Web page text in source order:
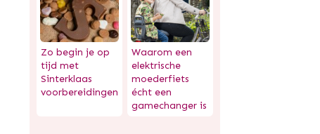
Zo begin je op
tijd met
Sinterklaas
voorbereidingen
Waarom een
elektrische
moederfiets
écht een
gamechanger is